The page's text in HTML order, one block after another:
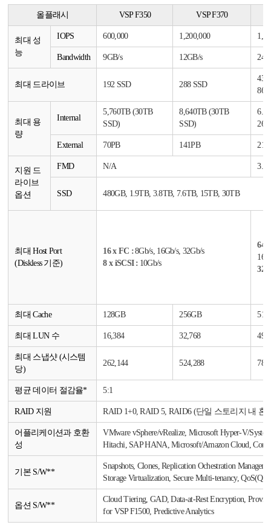
올플래시 VSP F350 VSP F370
최대 성
능
IOPS 600,000 1,200,000
Bandwidth 9GB/s 12GB/s
최대 드라이브 192 SSD 288 SSD
864
최대 용
량
Internal
5,760TB (30TB
SSD)
8,640TB (30TB
SSD)
External 70PB 141PB
지원 드
라이브
옵션
FMD N/A
SSD 480GB, 1.9TB, 3.8TB, 7.6TB, 15TB, 30TB
최대 Host Port
(Diskless 기준)
16 x FC :8Gb/s, 16Gb/s, 32Gb/s
8 x iSCSI : 10Gb/s
64
32
최대 Cache 128GB 256GB
최대 LUN 수 16,384 32,768
최대 스냅샷 (시스템
당)
262,144 524,288
평균 데이터 절감율* 5:1
RAID 지원 RAID 1+0, RAID 5, RAID6 (단일 스토리지 내 혼
어플리케이션과 호환
성
VMware vSphere/vRealize, Microsoft Hyper-V/
Hitachi, SAP HANA, Microsoft/Amazon Cloud,
기본 S/W**
Snapshots, Clones, Replication Ochestration
Storage Virtualization, Secure Multi-tenancy,
옵션 S/W**
Cloud Tiering, GAD, Data-at-Rest Encryption,
for VSP F1500, Predictive Analytics